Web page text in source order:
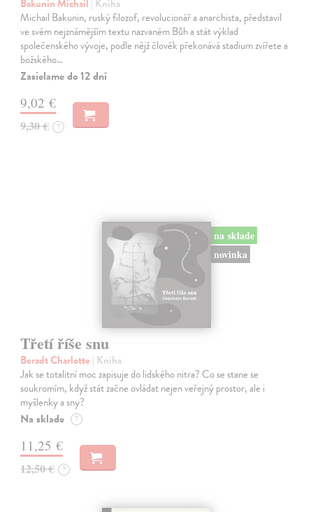
Bakunin Michail | Kniha
Michail Bakunin, ruský filozof, revolucionář a anarchista, představil
ve svém nejznámějším textu nazvaném Bůh a stát výklad
společenského vývoje, podle nějž člověk překonává stadium zvířete a
božského…
Zasielame do 12 dní
9,02 €
9,30 € ?
na sklade
novinka
Třetí říše snu
Beradt Charlotte | Kniha
Jak se totalitní moc zapisuje do lidského nitra? Co se stane se
soukromím, když stát začne ovládat nejen veřejný prostor, ale i
myšlenky a sny?
Na sklade ?
11,25 €
12,50 € ?